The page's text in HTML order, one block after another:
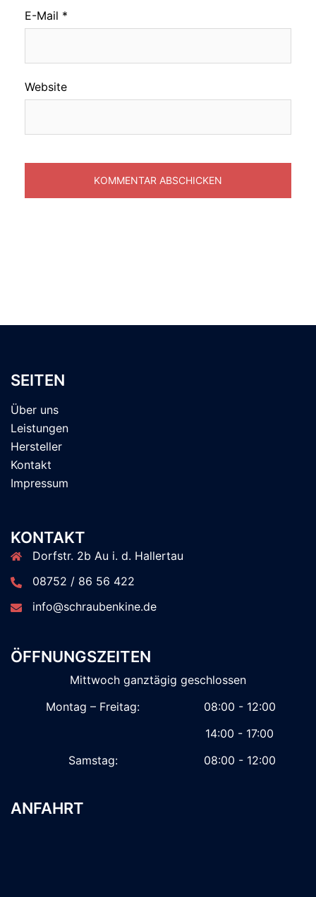
E-Mail *
Website
SEITEN
Über uns
Leistungen
Hersteller
Kontakt
Impressum
KONTAKT
Dorfstr. 2b Au i. d. Hallertau
08752 / 86 56 422
info@schraubenkine.de
ÖFFNUNGSZEITEN
Mittwoch ganztägig geschlossen
Montag – Freitag:
08:00 - 12:00
14:00 - 17:00
Samstag:
08:00 - 12:00
ANFAHRT